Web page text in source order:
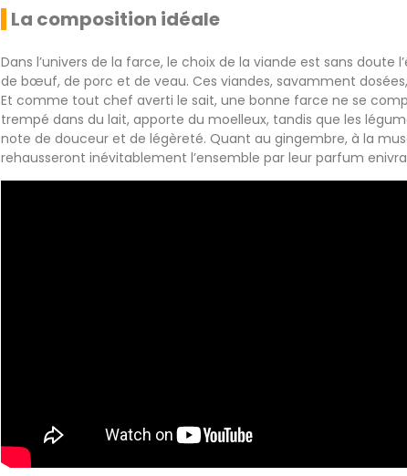
La composition idéale
Dans l’univers de la farce, le choix de la viande est sans
de bœuf, de porc et de veau. Ces viandes, savamment
Et comme tout chef averti le sait, une bonne farce ne se
trempé dans du lait, apporte du moelleux, tandis que les
note de douceur et de légèreté. Quant au gingembre, à la
rehausseront inévitablement l’ensemble par leur parfum